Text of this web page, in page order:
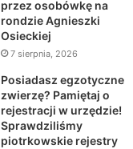
przez osobówkę na
rondzie Agnieszki
Osieckiej
7 sierpnia, 2026
Posiadasz egzotyczne
zwierzę? Pamiętaj o
rejestracji w urzędzie!
Sprawdziliśmy
piotrkowskie rejestry